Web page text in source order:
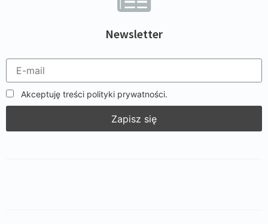
Newsletter
Akceptuję treści polityki prywatności.